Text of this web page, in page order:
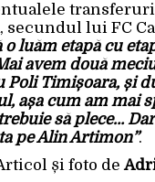
secundul lui FC
o luăm etapă cu
avem două
Poli Timișoara, și
așa cum am mai
să plece…
pe Alin Artimon”.
și foto de